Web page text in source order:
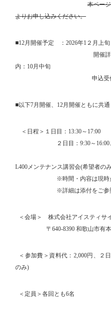
本ペー
よりお申し込みください。
■12月開催予定 ：2026年1 ２月上旬
開催詳細及びお
内： 10月中旬
申込受付開
■以下7月開催、 12月開催ともに共通
＜日程＞１日目： 13:30～ 17:00
２日目：9:30～ 16:00
L400メンテナンス講習会(希望者の
※時間・内容は現時点で
※詳細は添付をご参照願
＜会場＞ 株式会社アイスティサ
〒640-8390和歌山市有本
＜参加費＞資料代： 2,000円、２
のみ)
＜定員＞各回とも6名